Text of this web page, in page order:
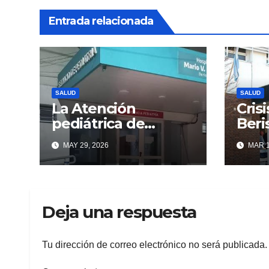
Entrada relacionada
SALUD
La Atención
pediátrica de
Berisso al borde:
guardias saturadas
por la alta demanda
MAY 29, 2026
SALUD
del
que
MAR
Deja una respuesta
Tu dirección de correo electrónico no será publicada.